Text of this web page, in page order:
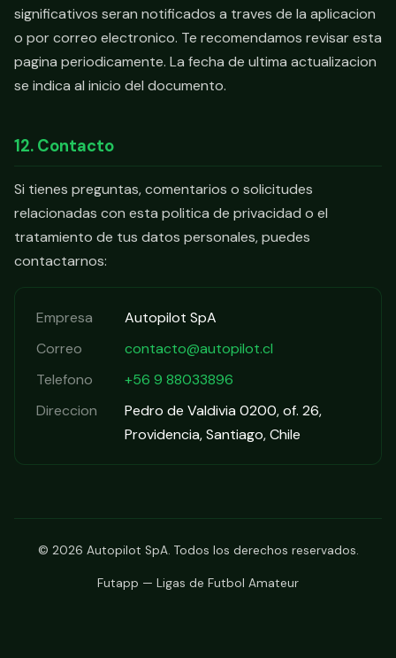
significativos seran notificados a traves de la aplicacion
o por correo electronico. Te recomendamos revisar esta
pagina periodicamente. La fecha de ultima actualizacion
se indica al inicio del documento.
12. Contacto
Si tienes preguntas, comentarios o solicitudes
relacionadas con esta politica de privacidad o el
tratamiento de tus datos personales, puedes
contactarnos:
Empresa
Autopilot SpA
Correo
contacto@autopilot.cl
Telefono
+56 9 88033896
Direccion
Pedro de Valdivia 0200, of. 26,
Providencia, Santiago, Chile
© 2026 Autopilot SpA. Todos los derechos reservados.
Futapp — Ligas de Futbol Amateur